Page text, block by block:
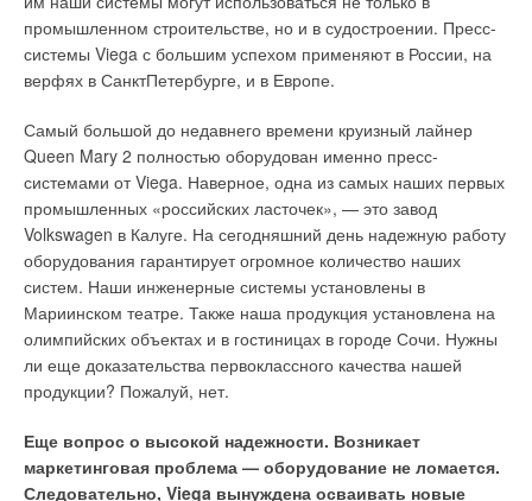
промышленном строительстве, но и в судостроении. Пресс-
системы Viega с большим успехом применяют в России, на
верфях в СанктПетербурге, и в Европе.
Самый большой до недавнего времени круизный лайнер
Queen Mary 2 полностью оборудован именно пресс-
системами от Viega. Наверное, одна из самых наших первых
промышленных «российских ласточек», — это завод
Volkswagen в Калуге. На сегодняшний день надежную работу
оборудования гарантирует огромное количество наших
систем. Наши инженерные системы установлены в
Мариинском театре. Также наша продукция установлена на
олимпийских объектах и в гостиницах в городе Сочи. Нужны
ли еще доказательства первоклассного качества нашей
продукции? Пожалуй, нет.
Еще вопрос о высокой надежности. Возникает
маркетинговая проблема — оборудование не ломается.
Следовательно, Viega вынуждена осваивать новые